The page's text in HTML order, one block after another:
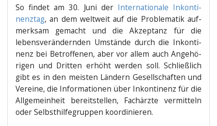
So fin­det am 30. Juni der Inter­na­tio­na­le Inkon­ti­
nenz­tag, an dem welt­weit auf die Pro­ble­ma­tik auf­
merk­sam gemacht und die Akzep­tanz für die
lebens­ver­än­dern­den Umstän­de durch die Inkon­ti­
nenz bei Betrof­fe­nen, aber vor allem auch Ange­hö­
ri­gen und Drit­ten erhöht wer­den soll. Schließ­lich
gibt es in den meis­ten Län­dern Gesell­schaf­ten und
Ver­ei­ne, die Infor­ma­tio­nen über Inkon­ti­nenz für die
All­ge­mein­heit bereit­stel­len, Fach­ärz­te ver­mit­teln
oder Selbst­hil­fe­grup­pen koordinieren.